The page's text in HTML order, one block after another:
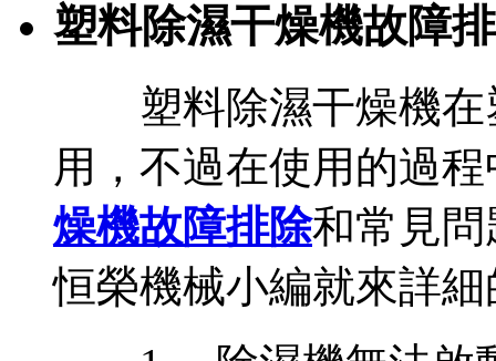
塑料除濕干燥機故障
塑料除濕干燥機在
用，不過在使用的過
燥機故障排除和常見
恒榮機械小編就來詳